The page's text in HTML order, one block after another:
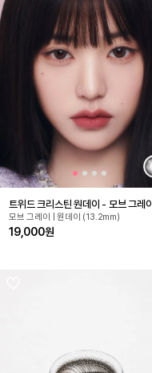
트위드 크리스틴 원데이 - 모브 그레이
모브 그레이 | 원데이 (13.2mm)
19,000원